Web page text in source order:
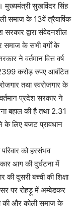
मुख्यमंत्री सुखविंदर सिंह
समाज के 13वें त्रैवार्षिक
द्वारा संवेदनशील
समाज के सभी वर्गों के
ने वर्तमान वित्त वर्ष
करोड़ रुपए आबंटित
तथा स्वरोजगार के
प्रदेश सरकार ने
बहाल की है तथा 2.31
के लिए बजट प्रावधान
को हरसंभव
आग की दुर्घटना में
दूसरी बच्ची की शिक्षा
पर रोहड़ू में अम्बेडकर
की और कोली समाज के